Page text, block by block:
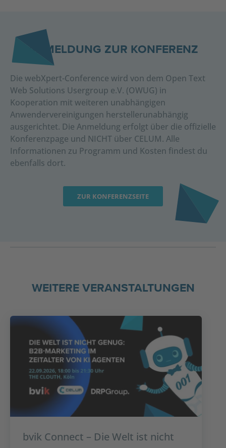
ANMELDUNG ZUR KONFERENZ
Die webXpert-Conference wird von dem Open Text
Web Solutions Usergroup e.V. (OWUG) in
Kooperation mit weiteren unabhängigen
Anwendervereinigungen herstellerunabhängig
ausgerichtet. Die Anmeldung erfolgt über die offizielle
Konferenzpage und NICHT über CELUM. Alle
Informationen zu Programm und Kosten findest du
ebenfalls dort.
ZUR KONFERENZSEITE
WEITERE VERANSTALTUNGEN
bvik Connect – Die Welt ist nicht